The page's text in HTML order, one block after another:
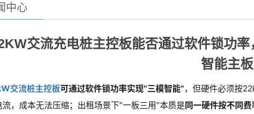
中心
交流充电桩主控板能否通过软件锁功
智能主板
交流桩主控板可通过软件锁功率实现"三模智能"，但硬件必须按
流，成本无法压缩；出租场景下"一板三用"本质是同一硬件按不同费